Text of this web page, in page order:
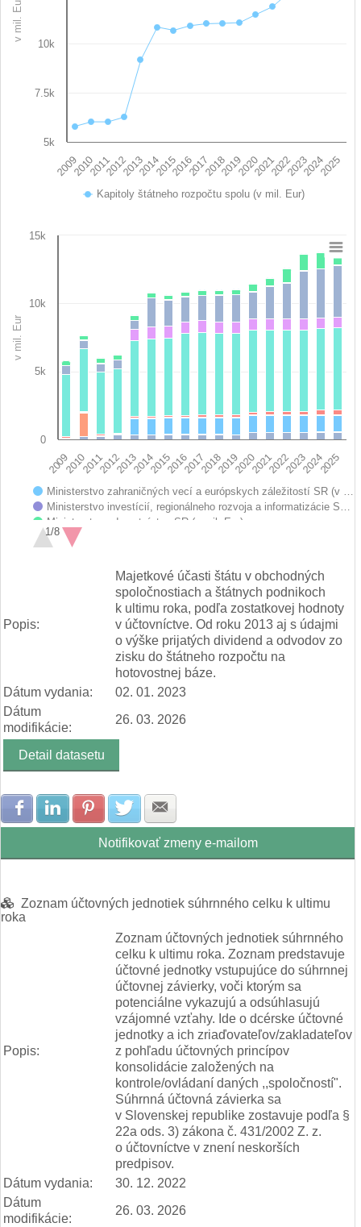
v mil. Eur
Kapitoly štátneho rozpočtu spolu (v mil. Eur)
20092010201120122013201420152016201720182019202020212022202320242025
5k
7.5k
10k
View as data table, Chart
The chart has 1 X axis displaying categories.
The chart has 1 Y axis displaying v mil. Eur. Data ranges from
v mil. Eur
Ministerstvo zahraničných vecí a európskych záležitostí SR (v …
Ministerstvo investícií, regionálneho rozvoja a informatizácie S…
Ministerstvo zdravotníctva SR (v mil. Eur)
Ministerstvo školstva, vedy, výskumu a športu SR (v mil. Eur)
Ministerstvo pôdohospodárstva a rozvoja vidieka SR (v mil. Eur)
Ministerstvo dopravy a výstavby SR (v mil. Eur)
Ministerstvo obrany SR (v mil. Eur)
Ministerstvo vnútra SR (v mil. Eur)
Ministerstvo práce, sociálnych vecí a rodiny SR (v mil. Eur)
Ministerstvo životného prostredia SR (v mil. Eur)
Správa štátnych hmotných rezerv SR (v mil. Eur)
Úrad pre normalizáciu, metrológiu a skúšobníctvo SR (v mil. Eu…
Ministerstvo cestovného ruchu a športu SR (v mil. Eur)
Všeobecná pokladničná správa (v mil. Eur)
1/8
20092010201120122013201420152016201720182019202020212022202320242025
0
5k
10k
15k
Popis:
Majetkové účasti štátu v obchodných
spoločnostiach a štátnych podnikoch
k ultimu roka, podľa zostatkovej hodnoty
v účtovníctve. Od roku 2013 aj s údajmi
o výške prijatých dividend a odvodov zo
zisku do štátneho rozpočtu na
hotovostnej báze.
Dátum vydania:
02. 01. 2023
Dátum
modifikácie:
26. 03. 2026
Detail datasetu
Zdielať na Facebook
Zdielať na LinkedIn
Zdielať na Pinterest
Zdielať na Twitter
Notifikovať zmeny e-mailom
Zoznam účtovných jednotiek súhrnného celku k ultimu
roka
Popis:
Zoznam účtovných jednotiek súhrnného
celku k ultimu roka. Zoznam predstavuje
účtovné jednotky vstupujúce do súhrnnej
účtovnej závierky, voči ktorým sa
potenciálne vykazujú a odsúhlasujú
vzájomné vzťahy. Ide o dcérske účtovné
jednotky a ich zriaďovateľov/zakladateľov
z pohľadu účtovných princípov
konsolidácie založených na
kontrole/ovládaní daných ,,spoločností".
Súhrnná účtovná závierka sa
v Slovenskej republike zostavuje podľa §
22a ods. 3) zákona č. 431/2002 Z. z.
o účtovníctve v znení neskorších
predpisov.
Dátum vydania:
30. 12. 2022
Dátum
modifikácie:
26. 03. 2026